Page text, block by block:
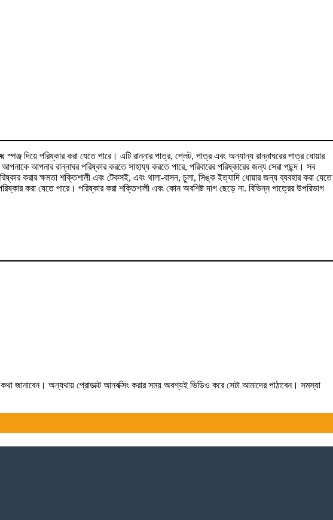
দিয়ে পরিষ্কার করা যেতে পারে। এটি রান্নার পাত্র, প্লেট, পাত্র এবং অন্যান্য রান্নাঘরের পাত্র ধোয়ার
আপনার রান্নাঘর পরিষ্কার করতে সাহায্য করতে পারে, পরিবারের পরিষ্কারের জন্য সেরা পছন্দ। সব
করার ক্ষমতা শক্তিশালী এবং টেকসই, এবং থালা-বাসন, চুলা, সিঙ্ক ইত্যাদি ধোয়ার জন্য ব্যবহার করা যেতে
করা যেতে পারে। পরিষ্কার করা শক্তিশালী এবং কোন অবশিষ্ট দাগ ছেড়ে না. বিভিন্ন পাত্রের উপরিভাগ
জানাবেন। অন্যথায় প্রোডাক্ট আনবক্সিং করার সময় অবশ্যই ভিডিও করে সেটা আমাদের পাঠাবেন। সমস্যা